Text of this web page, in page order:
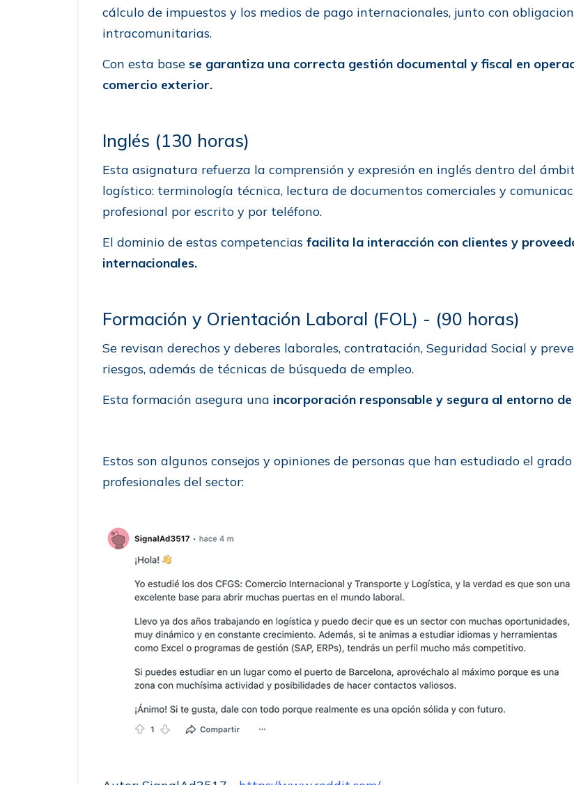
cálculo de impuestos y los medios de pago internacionales, junto con
intracomunitarias.
Con esta base se garantiza una correcta gestión documental y fiscal en
comercio exterior.
Inglés (130 horas)
Esta asignatura refuerza la comprensión y expresión en inglés dentro del
logístico: terminología técnica, lectura de documentos comerciales y
profesional por escrito y por teléfono.
El dominio de estas competencias facilita la interacción con clientes y
internacionales.
Formación y Orientación Laboral (FOL) - (90 horas)
Se revisan derechos y deberes laborales, contratación, Seguridad Social y
riesgos, además de técnicas de búsqueda de empleo.
Esta formación asegura una incorporación responsable y segura al entorno
Estos son algunos consejos y opiniones de personas que han estudiado el
profesionales del sector: